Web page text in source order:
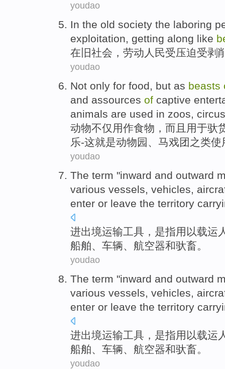
youdao
In the old society the laboring
exploitation, getting along like
在 旧社会 ， 劳动 人民受压迫受剥
youdao
Not only for food, but as beasts
and assources of captive
animals are used in zoos,
动物不仅 用作食物 ， 而且 用于驮
乐-这就是动物园 、 马戏团之类使
youdao
The term "inward and outward
various vessels, vehicles,
enter or leave the territory
进出境运输工具 ， 是指用以载运
船舶、 车辆、 航空器和驮畜。
youdao
The term "inward and outward
various vessels vehicles
enter or leave the territory
进出境运输工具 ， 是指用以载运
船舶
车辆 航空器和驮畜 。
youdao